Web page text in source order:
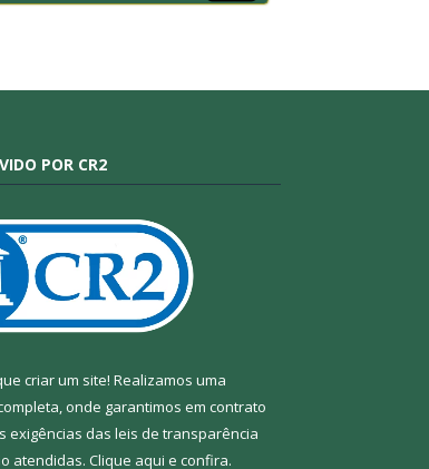
POR CR2
criar um site! Realizamos uma
onde garantimos em contrato
exigências das leis de transparência
atendidas. Clique aqui e confira.